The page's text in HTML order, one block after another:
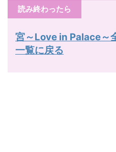
読み終わったら
宮～Love in Palace～
一覧に戻る